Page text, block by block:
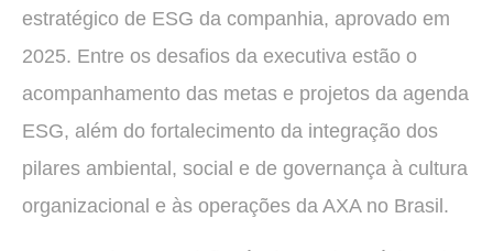
estratégico de ESG da companhia, aprovado em
2025. Entre os desafios da executiva estão o
acompanhamento das metas e projetos da agenda
ESG, além do fortalecimento da integração dos
pilares ambiental, social e de governança à cultura
organizacional e às operações da AXA no Brasil.